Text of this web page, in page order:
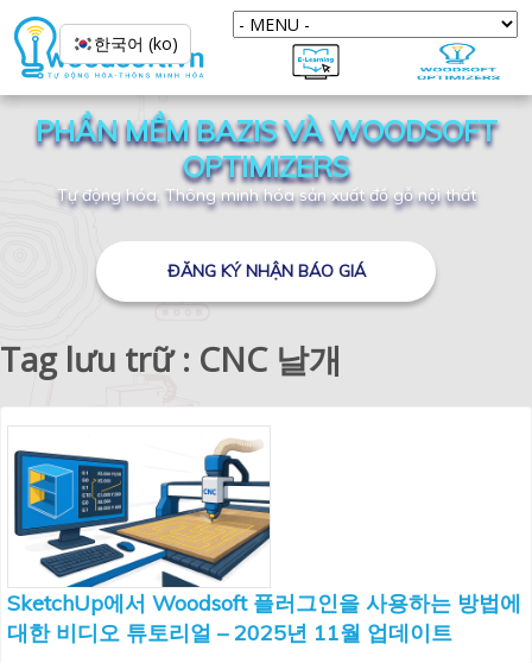
PHẦN MỀM BAZIS VÀ WOODSOFT
OPTIMIZERS
Tự động hóa, Thông minh hóa sản xuất đồ gỗ nội thất
ĐĂNG KÝ NHẬN BÁO GIÁ
Tag lưu trữ : CNC 날개
SketchUp에서 Woodsoft 플러그인을 사용하는 방법에
대한 비디오 튜토리얼 – 2025년 11월 업데이트
한국어 (ko)